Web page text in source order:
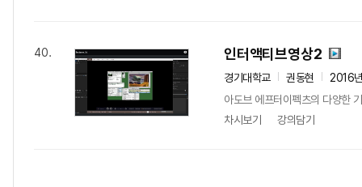
40. 인터액티브영상2
경기대학교 권동현
2016
아도브 에프터이펙츠의 다양한
차시보기
강의담기